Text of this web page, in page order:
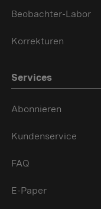
Beobachter-Labor
Korrekturen
Services
Abonnieren
Kundenservice
FAQ
E-Paper